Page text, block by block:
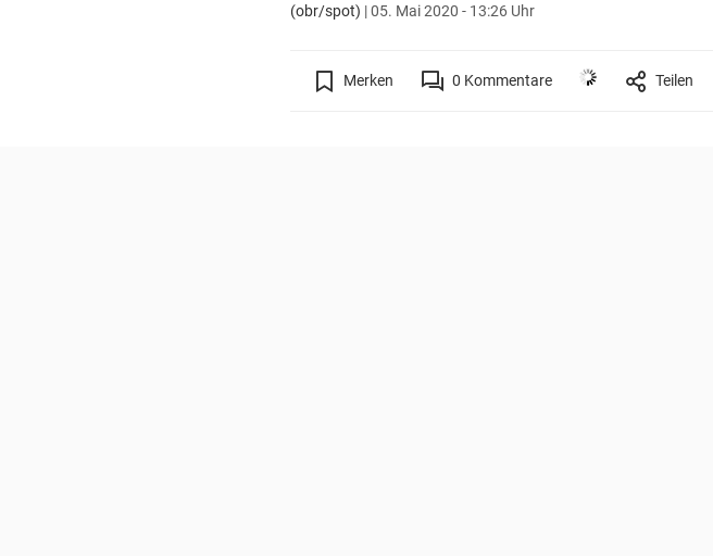
(obr/spot) |05. Mai 2020 - 13:26 Uhr
Merken 0 Kommentare Teilen